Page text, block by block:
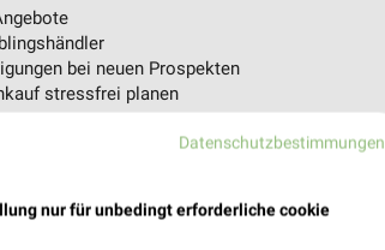
bei neuen Prospekten
stressfrei planen
jetzt laden oder QR-Code scannen.
Datenschutzbestimmungen
nur für unbedingt erforderliche cookie